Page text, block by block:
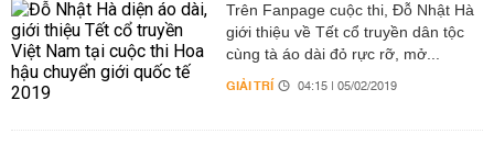
Trên Fanpage cuộc thi, Đỗ Nhật Hà
giới thiệu về Tết cổ truyền dân tộc
cùng tà áo dài đỏ rực rỡ, mở...
GIẢI TRÍ 04:15 | 05/02/2019